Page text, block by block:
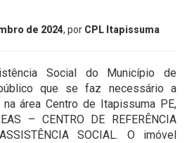
de 2024, por CPL Itapissuma
Social do Município de
que se faz necessário a
área Centro de Itapissuma PE,
– CENTRO DE REFERÊNCIA
SOCIAL. O imóvel